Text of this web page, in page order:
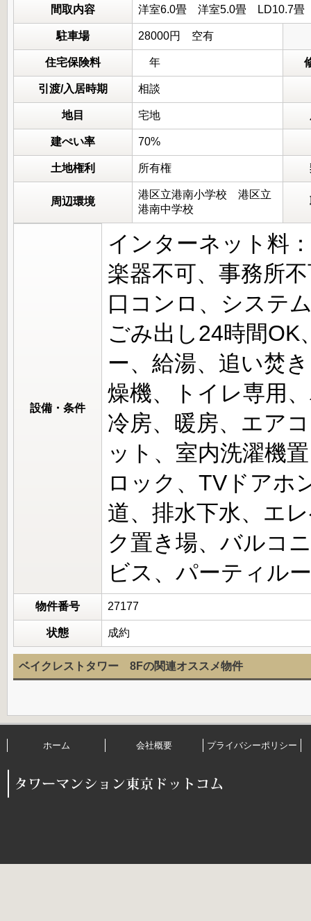
間取内容 洋室6.0畳 洋室5.0畳
駐車場 28000円 空有
住宅保険料 年
引渡/入居時期 相談
地目 宅地
建ぺい率 70%
土地権利 所有権
周辺環境
港区立港南小学校 港区立
港南中学校
設備・条件
インターネット料
楽器不可、事務所
口コンロ、システ
ごみ出し24時間OK
ー、給湯、追い焚
燥機、トイレ専用
冷房、暖房、エア
ット、室内洗濯機
ロック、TVドアホ
道、排水下水、エ
ク置き場、バルコ
ビス、パーティル
物件番号 27177
状態 成約
ベイクレストタワー 8Fの関連オススメ物件
ホーム 会社概要 プライバシーポリシー